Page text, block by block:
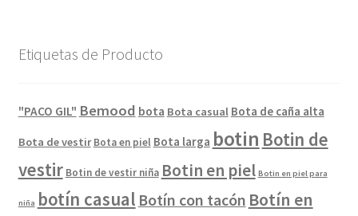
Etiquetas de Producto
"PACO GIL" Bemood bota Bota casual Bota de caña alta
Bota de vestir Bota en piel Bota larga botin Botin de
vestir Botin de vestir niña Botin en piel Botin en piel para
niña botín casual Botín con tacón Botín en